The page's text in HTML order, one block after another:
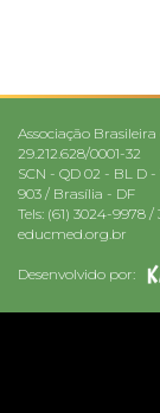
Associação
29.212.628/0001-32
SCN - QD 02 - BL D -
903 / Brasília - DF
Tels: (61) 3024-9978
educmed.org.br
Desenvolvido por: